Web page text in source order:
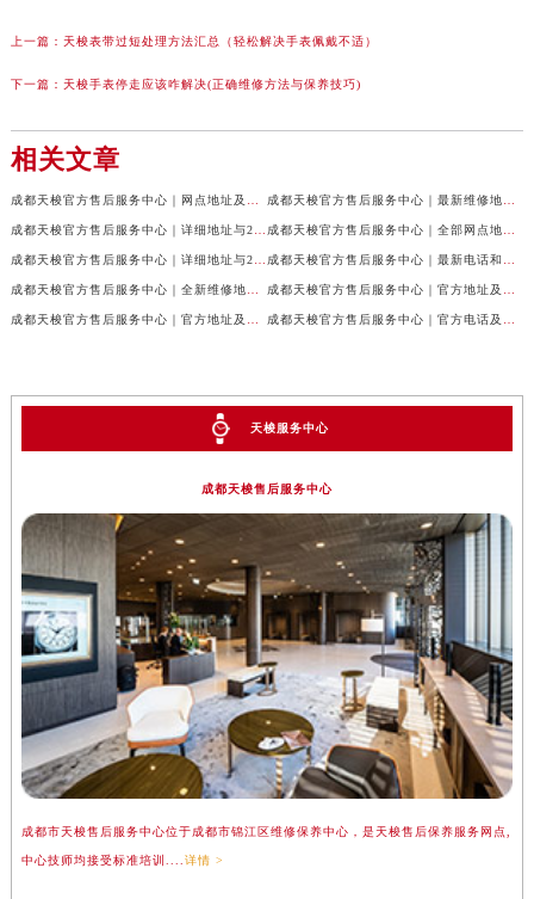
上一篇： 天梭表带过短处理方法汇总（轻松解决手表佩戴不适）
下一篇： 天梭手表停走应该咋解决(正确维修方法与保养技巧)
相关文章
天梭服务中心
成都天梭售后服务中心
成都市天梭售后服务中心位于成都市锦江区维修保养中心，是天梭售后保养服务网点,
中心技师均接受标准培训.... 详情 >